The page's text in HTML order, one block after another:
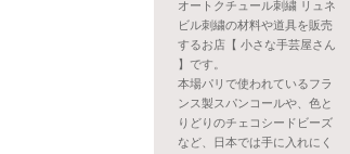
オートクチュール刺繍 リュネ
ビル刺繍の材料や道具を販売
するお店【 小さな手芸屋さん
】です。
本場パリで使われているフラ
ンス製スパンコールや、色と
りどりのチェコシードビーズ
など、日本では手に入れにく